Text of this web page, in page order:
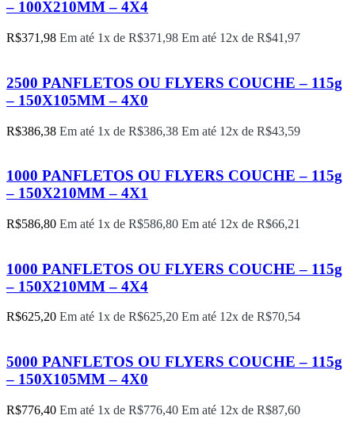
– 100X210MM – 4X4
R$371,98 Em até 1x de R$371,98 Em até 12x de R$41,97
2500 PANFLETOS OU FLYERS COUCHE – 115g
– 150X105MM – 4X0
R$386,38 Em até 1x de R$386,38 Em até 12x de R$43,59
1000 PANFLETOS OU FLYERS COUCHE – 115g
– 150X210MM – 4X1
R$586,80 Em até 1x de R$586,80 Em até 12x de R$66,21
1000 PANFLETOS OU FLYERS COUCHE – 115g
– 150X210MM – 4X4
R$625,20 Em até 1x de R$625,20 Em até 12x de R$70,54
5000 PANFLETOS OU FLYERS COUCHE – 115g
– 150X105MM – 4X0
R$776,40 Em até 1x de R$776,40 Em até 12x de R$87,60